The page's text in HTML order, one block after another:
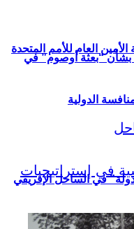
العام للأمم المتحدة
الدولية
بشأن “بعثة أوصوم” في
في الساحل الإفريقي